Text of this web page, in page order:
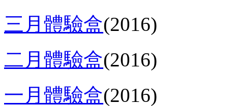
三月體驗盒(2016)
二月體驗盒(2016)
一月體驗盒(2016)